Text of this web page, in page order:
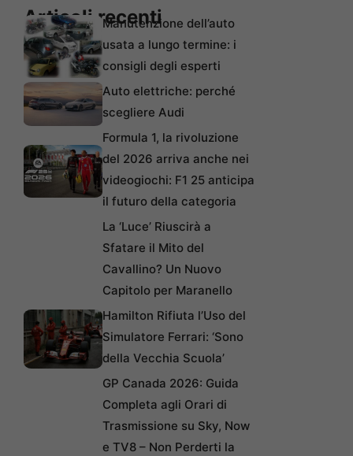
Articoli recentiManutenzione dell’auto
usata a lungo termine: i
consigli degli esperti
Auto elettriche: perché
scegliere Audi
Formula 1, la rivoluzione
del 2026 arriva anche nei
videogiochi: F1 25 anticipa
il futuro della categoria
La ‘Luce’ Riuscirà a
Sfatare il Mito del
Cavallino? Un Nuovo
Capitolo per Maranello
Hamilton Rifiuta l’Uso del
Simulatore Ferrari: ‘Sono
della Vecchia Scuola’
GP Canada 2026: Guida
Completa agli Orari di
Trasmissione su Sky, Now
e TV8 – Non Perderti la